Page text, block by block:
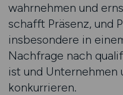
wahrnehmen und
schafft Präsenz, und
insbesondere in
Nachfrage nach
ist und Unternehmen
konkurrieren.